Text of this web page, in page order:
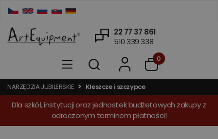
22 77 37 861
510 339 338
0
NARZĘDZIA JUBILERSKIE Kleszcze i szczypce
Dla szkół, instytucji oraz jednostek budżetowych zakupy z
odroczonym terminem płatności!